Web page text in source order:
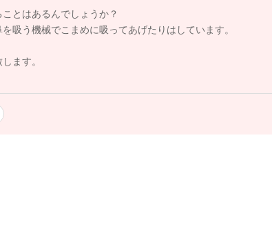
とはあるんでしょうか？
吸う機械でこまめに吸ってあげたりはしています。
ます。